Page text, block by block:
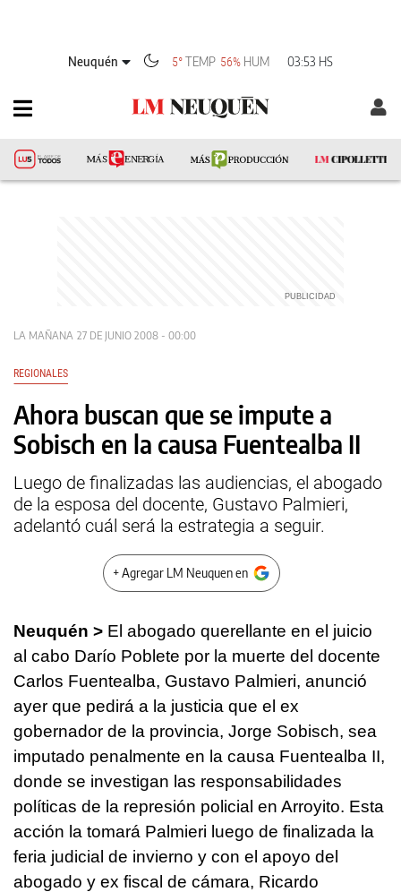
Neuquén 5° TEMP 56% HUM 03:53 HS
LA MAÑANA 27 DE JUNIO 2008 - 00:00
REGIONALES
Ahora buscan que se impute a
Sobisch en la causa Fuentealba II
Luego de finalizadas las audiencias, el abogado
de la esposa del docente, Gustavo Palmieri,
adelantó cuál será la estrategia a seguir.
+ Agregar LM Neuquen en
Neuquén > El abogado querellante en el juicio
al cabo Darío Poblete por la muerte del docente
Carlos Fuentealba, Gustavo Palmieri, anunció
ayer que pedirá a la justicia que el ex
gobernador de la provincia, Jorge Sobisch, sea
imputado penalmente en la causa Fuentealba II,
donde se investigan las responsabilidades
políticas de la represión policial en Arroyito. Esta
acción la tomará Palmieri luego de finalizada la
feria judicial de invierno y con el apoyo del
abogado y ex fiscal de cámara, Ricardo